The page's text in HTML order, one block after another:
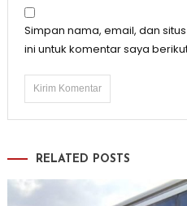
Simpan nama, email, dan
ini untuk komentar saya
RELATED POSTS